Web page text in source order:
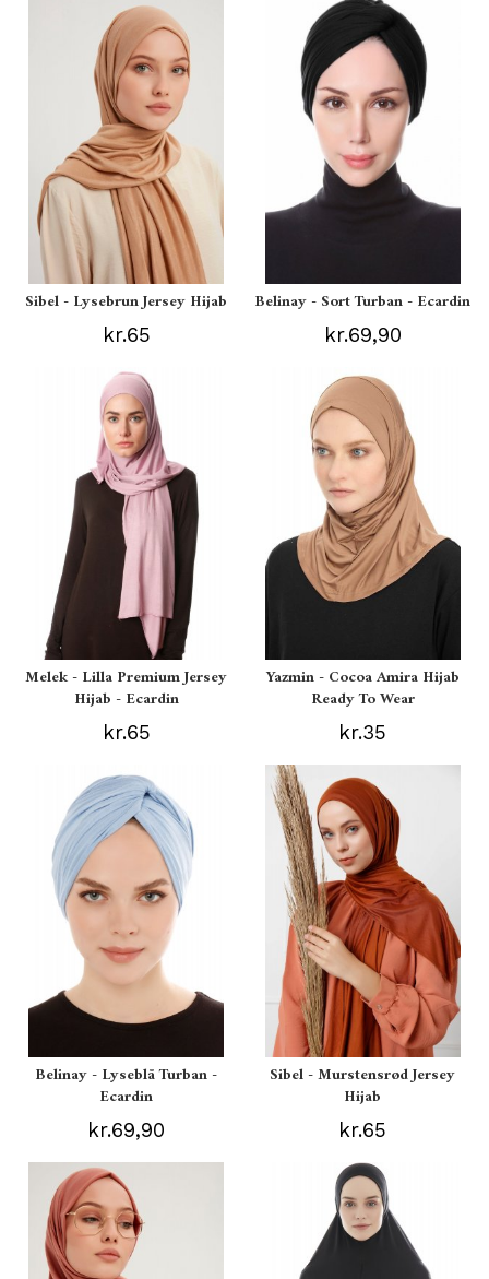
Sibel - Lysebrun Jersey Hijab
kr.65
Belinay - Sort Turban - Ecardin
kr.69,90
Melek - Lilla Premium Jersey
Hijab - Ecardin
kr.65
Yazmin - Cocoa Amira Hijab
Ready To Wear
kr.35
Belinay - Lyseblå Turban -
Ecardin
kr.69,90
Sibel - Murstensrød Jersey
Hijab
kr.65